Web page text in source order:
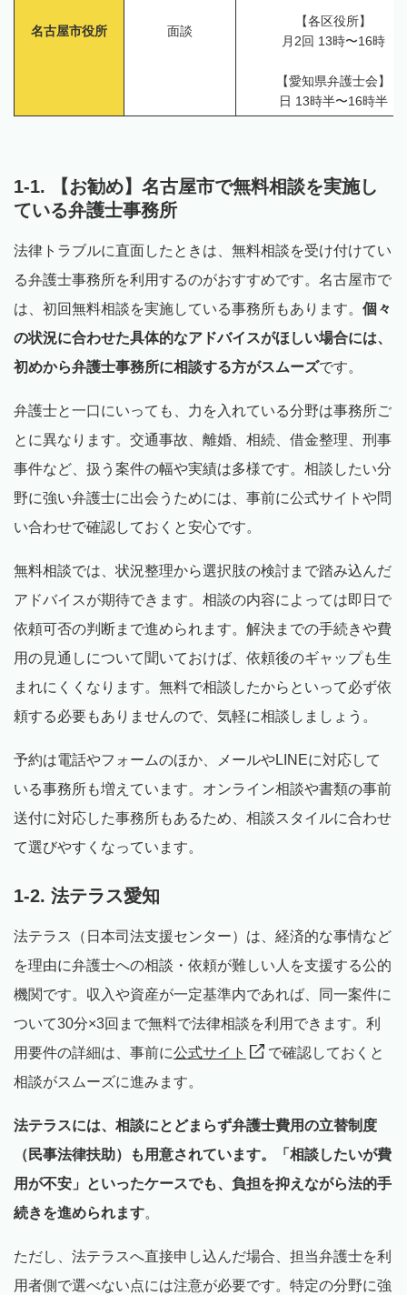
名古屋市役所 面談
【各区役所】
月2回 13時〜16時
【愛知県弁護士会】
日 13時半〜16時半
1-1. 【お勧め】名古屋市で無料相談を実施し
ている弁護士事務所
法律トラブルに直面したときは、無料相談を受け付けてい
る弁護士事務所を利用するのがおすすめです。名古屋市で
は、初回無料相談を実施している事務所もあります。 個々
の状況に合わせた具体的なアドバイスがほしい場合には、
初めから弁護士事務所に相談する方がスムーズです。
弁護士と一口にいっても、力を入れている分野は事務所ご
とに異なります。交通事故、離婚、相続、借金整理、刑事
事件など、扱う案件の幅や実績は多様です。相談したい分
野に強い弁護士に出会うためには、事前に公式サイトや問
い合わせで確認しておくと安心です。
無料相談では、状況整理から選択肢の検討まで踏み込んだ
アドバイスが期待できます。相談の内容によっては即日で
依頼可否の判断まで進められます。解決までの手続きや費
用の見通しについて聞いておけば、依頼後のギャップも生
まれにくくなります。無料で相談したからといって必ず依
頼する必要もありませんので、気軽に相談しましょう。
予約は電話やフォームのほか、メールやLINEに対応して
いる事務所も増えています。オンライン相談や書類の事前
送付に対応した事務所もあるため、相談スタイルに合わせ
て選びやすくなっています。
1-2. 法テラス愛知
法テラス（日本司法支援センター）は、経済的な事情など
を理由に弁護士への相談・依頼が難しい人を支援する公的
機関です。収入や資産が一定基準内であれば、同一案件に
ついて30分×3回まで無料で法律相談を利用できます。利
用要件の詳細は、事前に公式サイト
で確認しておくと
相談がスムーズに進みます。
法テラスには、相談にとどまらず弁護士費用の立替制度
（民事法律扶助）も用意されています。「相談したいが費
用が不安」といったケースでも、負担を抑えながら法的手
続きを進められます。
ただし、法テラスへ直接申し込んだ場合、担当弁護士を利
用者側で選べない点には注意が必要です。特定の分野に強